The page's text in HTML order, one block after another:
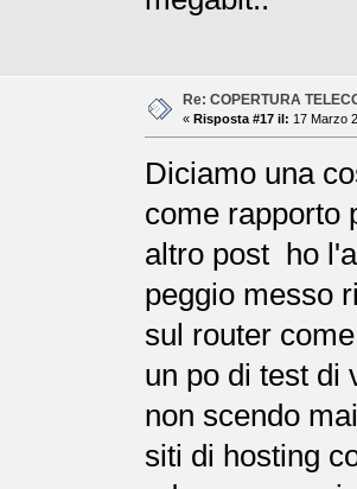
Re: COPERTURA
« Risposta #17 il: 17 Marzo
Diciamo una
come rapporto
altro post ho
peggio messo
sul router
un po di test di
non scendo
siti di hosting